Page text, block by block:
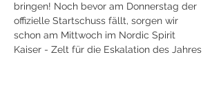
bringen! Noch bevor am Donnerstag der
offizielle Startschuss fällt, sorgen wir
schon am Mittwoch im Nordic Spirit
Kaiser - Zelt für die Eskalation des Jahres